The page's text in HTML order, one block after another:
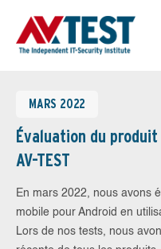
MARS 2022
Évaluation du
AV-TEST
En mars 2022, nous avons
mobile pour Android en
Lors de nos tests, nous